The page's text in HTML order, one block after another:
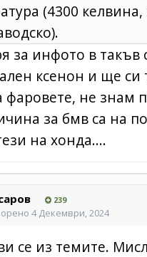
(4300 келвина,
за инфото в такъв
ксенон и ще си
фаровете, не знам
за бмв са на
на хонда....
239
4 Декември, 2024
се из темите.